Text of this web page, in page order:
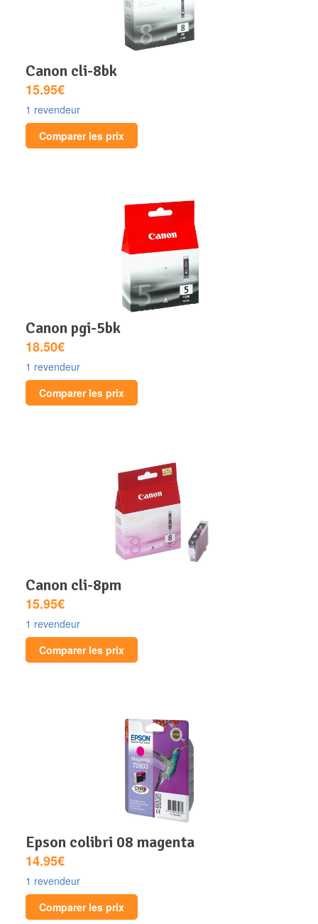
canon cli-8bk
15.95€
1 revendeur
Comparer les prix
canon pgi-5bk
18.50€
1 revendeur
Comparer les prix
canon cli-8pm
15.95€
1 revendeur
Comparer les prix
epson colibri 08 magenta
14.95€
1 revendeur
Comparer les prix